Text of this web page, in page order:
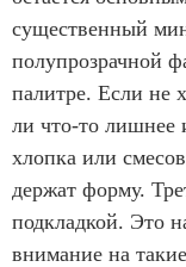
существенный
полупрозрачной
палитре. Если не
ли что-то лишнее
хлопка или
держат форму.
подкладкой. Это
внимание на